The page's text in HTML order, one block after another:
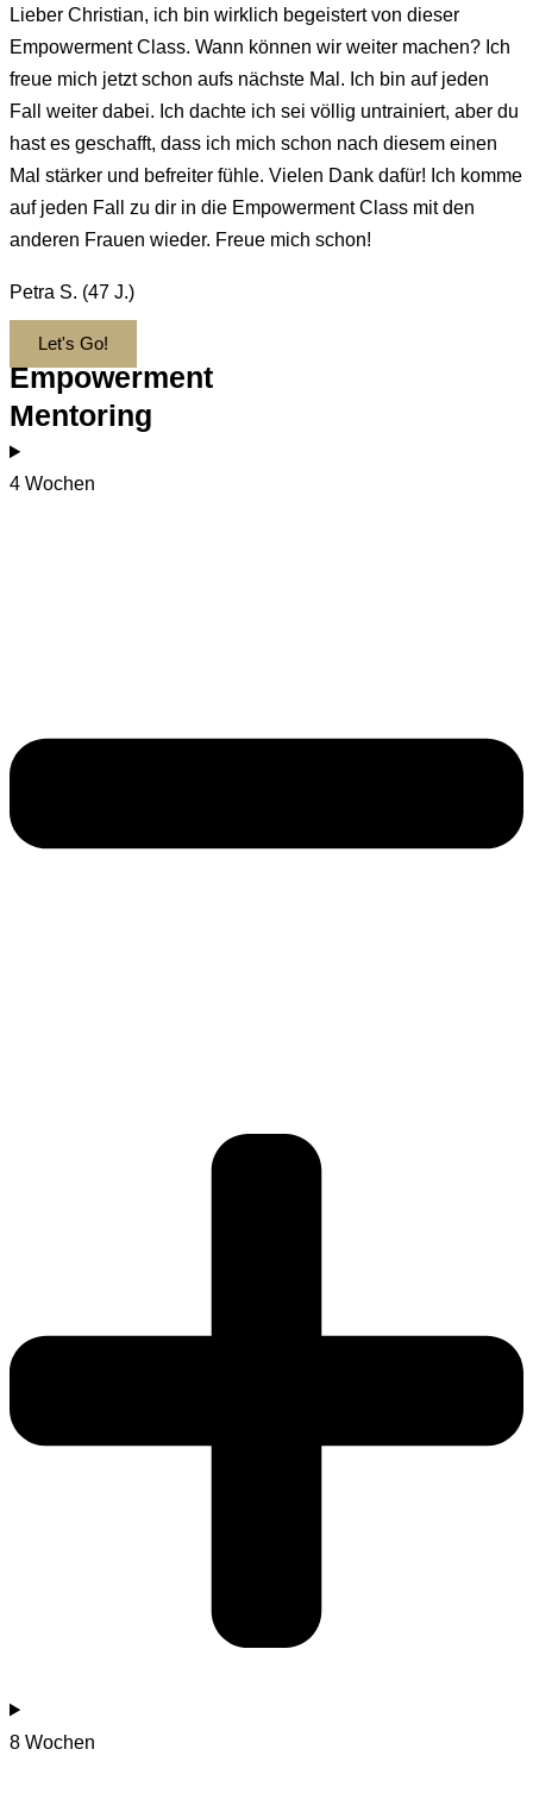
Lieber Christian, ich bin wirklich begeistert von dieser
Empowerment Class. Wann können wir weiter machen? Ich
freue mich jetzt schon aufs nächste Mal. Ich bin auf jeden
Fall weiter dabei. Ich dachte ich sei völlig untrainiert, aber du
hast es geschafft, dass ich mich schon nach diesem einen
Mal stärker und befreiter fühle. Vielen Dank dafür! Ich komme
auf jeden Fall zu dir in die Empowerment Class mit den
anderen Frauen wieder. Freue mich schon!
Petra S. (47 J.)
Let's Go!
Empowerment
Mentoring
4 Wochen
8 Wochen